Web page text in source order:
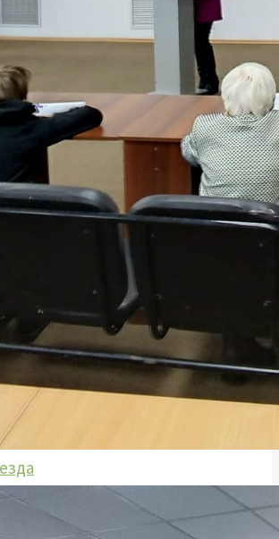
проект «Расскажи о
музея
ссылки
информация
о качестве оказания
задаваемые вопросы. Обратная